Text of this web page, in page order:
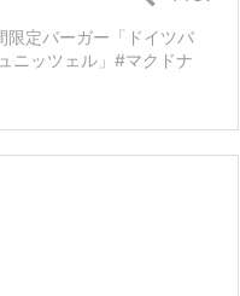
限定バーガー「ドイツバ
ニッツェル」#マクドナ